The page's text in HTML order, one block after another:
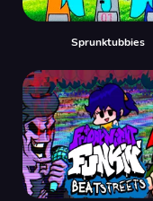
Sprunktubbies